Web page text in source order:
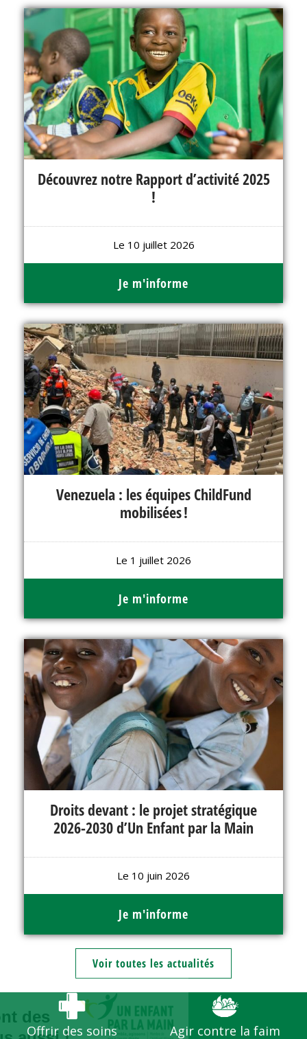
Bienvenue,
Les enfants ont des
Découvrez notre Rapport d’activité 2025
!
Le 10 juillet 2026
Je m'informe
Venezuela : les équipes ChildFund
mobilisées !
Le 1 juillet 2026
Je m'informe
Droits devant : le projet stratégique
2026-2030 d’Un Enfant par la Main
Le 10 juin 2026
Je m'informe
Voir toutes les actualités
Offrir des soins Agir contre la faim